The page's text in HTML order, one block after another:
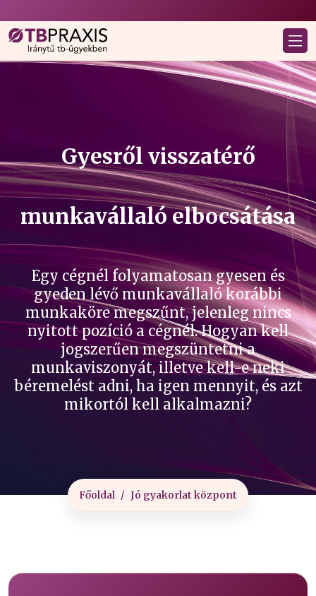
Gyesről visszatérő
munkavállaló elbocsátása
Egy cégnél folyamatosan gyesen és
gyeden lévő munkavállaló korábbi
munkaköre megszűnt, jelenleg nincs
nyitott pozíció a cégnél. Hogyan kell
jogszerűen megszüntetni a
munkaviszonyát, illetve kell-e neki
béremelést adni, ha igen mennyit, és azt
mikortól kell alkalmazni?
Főoldal Jó gyakorlat központ